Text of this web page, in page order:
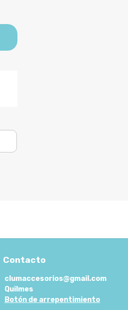
Contacto
clumaccesorios@gmail.com
Quilmes
Botón de arrepentimiento